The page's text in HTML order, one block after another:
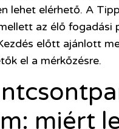
lehet elérhető. A
az élő fogadási
előtt ajánlott
el a mérkőzésre.
miért